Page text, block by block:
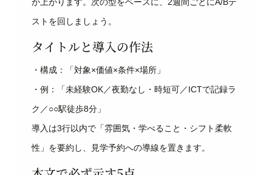
ストを回しましょう。
タイトルと導入の作法
・構成：「対象×価値×条件×場所」
・例：「未経験OK／夜勤なし・時短可／ICTで記録ラ
ク／○○駅徒歩8分」
導入は3行以内で「雰囲気・学べること・シフト柔軟
性」を要約し、見学予約への導線を置きます。